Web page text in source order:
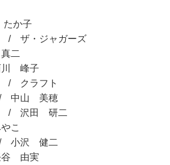
か子
/ ザ・ジャガーズ
二
峰子
/ クラフト
/ 中山 美穂
/ 沢田 研二
こ
/ 小沢 健二
由実